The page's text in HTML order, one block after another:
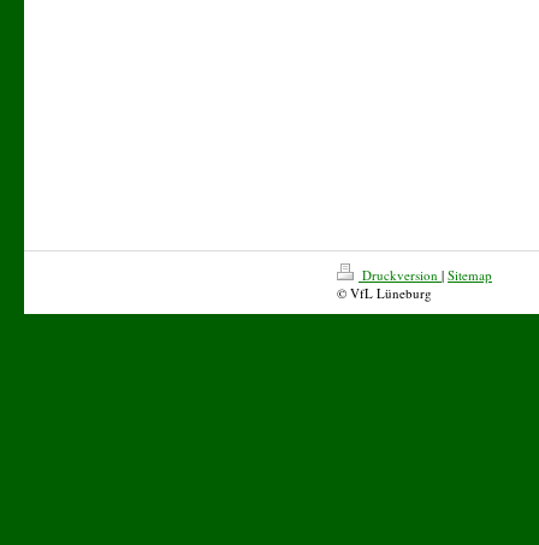
Druckversion | Sitemap
© VfL Lüneburg